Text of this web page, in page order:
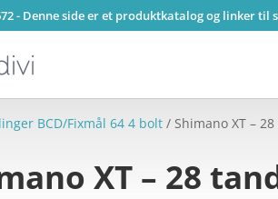
- Denne side er et produktkatalog og linker til
BCD/Fixmål 64 4 bolt / Shimano XT –
XT – 28